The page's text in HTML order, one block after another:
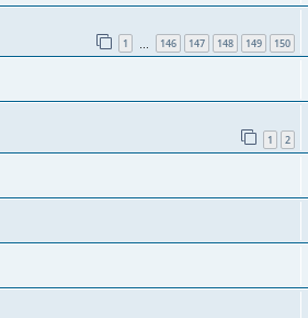
1 146 147 148 149 150
1 2